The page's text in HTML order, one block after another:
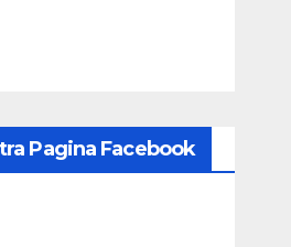
Pagina Facebook